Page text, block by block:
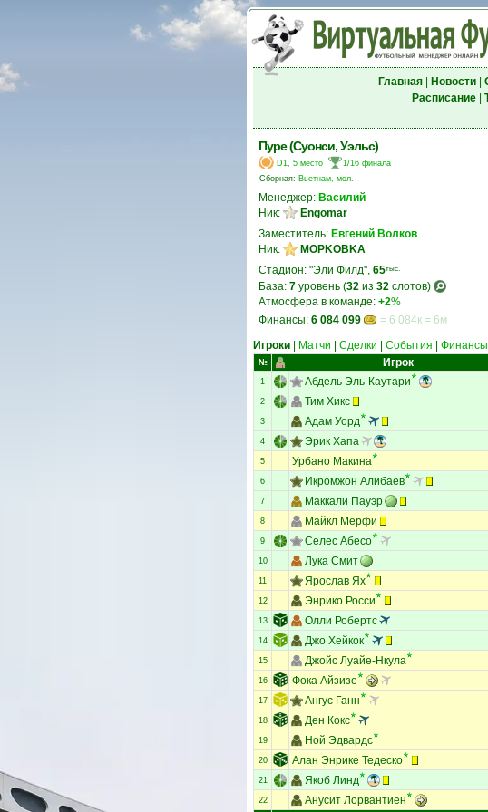
Главная| Новости|
Расписание|
Пуре (Суонси, Уэльс)
D1, 5 место
1/16 финала
Сборная: Вьетнам, мол.
Менеджер: Василий
Ник:
Engomar
Заместитель: Евгений Волков
Ник:
MOPKOBKA
Стадион: "Эли Филд", 65тыс.
База: 7 уровень (32 из 32 слотов)
Атмосфера в команде: +2%
Финансы: 6 084 099 = 6 084к = 6м
Игроки Матчи Сделки События Финансы
№ Игрок
1 Абдель Эль-Каутари
2 Тим Хикс
3 Адам Уорд
4 Эрик Хапа
5 Урбано Макина
6 Икромжон Алибаев
7 Маккали Пауэр
8 Майкл Мёрфи
9 Селес Абесо
10 Лука Смит
11 Ярослав Ях
12 Энрико Росси
13 Олли Робертс
14 Джо Хейкок
15 Джойс Луайе-Нкула
16 Фока Айзизе
17 Ангус Ганн
18 Ден Кокс
19 Ной Эдвардс
20 Алан Энрике Тедеско
21 Якоб Линд
22 Анусит Лорвантиен